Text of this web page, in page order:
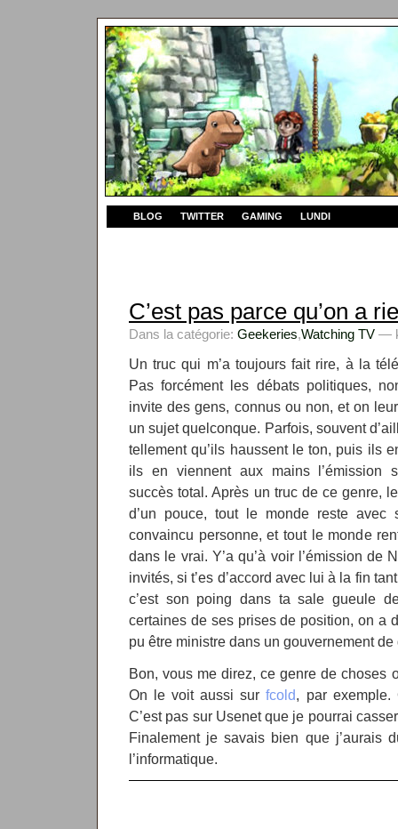
BLOG TWITTER GAMING LUNDI
C’est pas parce qu’on a
Dans la catégorie: Geekeries,Watching TV —
Un truc qui m’a toujours fait rire, à la
Pas forcément les débats politiques,
invite des gens, connus ou non, et on
un sujet quelconque. Parfois, souvent
tellement qu’ils haussent le ton, puis ils
ils en viennent aux mains l’émission
succès total. Après un truc de ce genre,
d’un pouce, tout le monde reste avec
convaincu personne, et tout le monde
dans le vrai. Y’a qu’à voir l’émission de
invités, si t’es d’accord avec lui à la fin
c’est son poing dans ta sale gueule
certaines de ses prises de position, on a
pu être ministre dans un gouvernement de
Bon, vous me direz, ce genre de choses
On le voit aussi surfcold, par exemple.
C’est pas sur Usenet que je pourrai
Finalement je savais bien que j’aurais
l’informatique.